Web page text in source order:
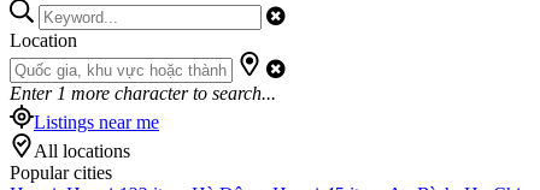
Location
Enter 1 more character to search...
Listings near me
All locations
Popular cities